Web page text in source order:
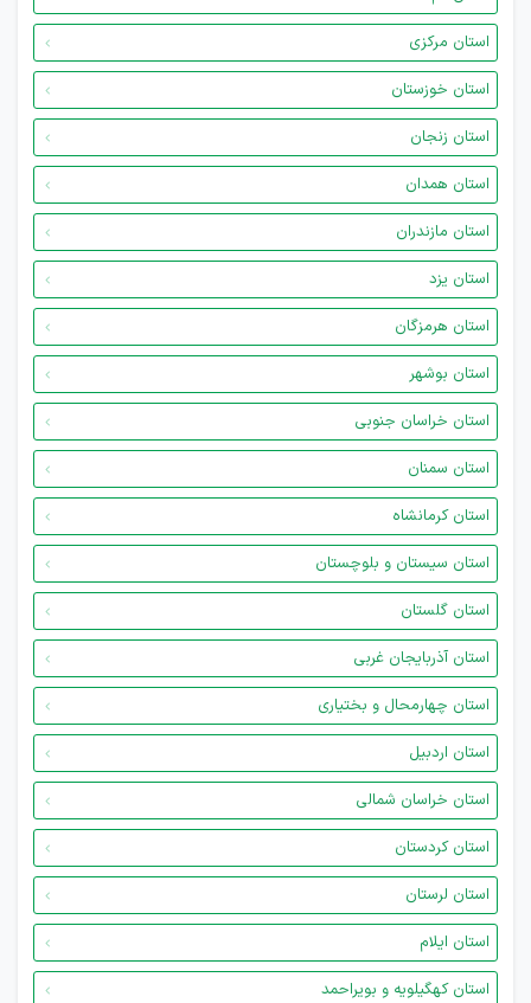
استان مرکزی
استان خوزستان
استان زنجان
استان همدان
استان مازندران
استان یزد
استان هرمزگان
استان بوشهر
استان خراسان جنوبی
استان سمنان
استان کرمانشاه
استان سیستان و بلوچستان
استان گلستان
استان آذربایجان غربی
استان چهارمحال و بختیاری
استان اردبیل
استان خراسان شمالی
استان کردستان
استان لرستان
استان ایلام
استان کهگیلویه و بویراحمد